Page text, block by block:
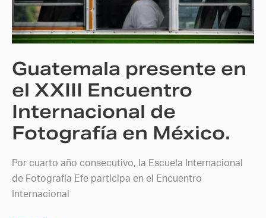
Guatemala presente en
el XXIII Encuentro
Internacional de
Fotografía en México.
Por cuarto año consecutivo, la Escuela Internacional
de Fotografía Efe participa en el Encuentro
Internacional
XXIII
Encuentro
Internacional
Fotografía
México.